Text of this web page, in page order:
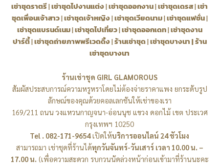
เช่าชุดราตรี|เช่าชุดไปงานแต่ง|เช่าชุดออกงาน|เช่าชุดเดรส|เช่า
ชุดเพื่อนเจ้าสาว|เช่าชุดเจ้าหญิง|เช่าชุดเวียดนาม|เช่าชุดแฟชั่น|
เช่าชุดแบรนด์เนม|เช่าชุดไปเที่ยว|เช่าชุดออกเดท|เช่าชุดงาน
ปาร์ตี้|เช่าชุดถ่ายภาพพรีเวดดิ้ง|ร้านเช่าชุด|เช่าชุดบางนา|ร้าน
เช่าชุดบางนา
ร้านเช่าชุด GIRL GLAMOROUS
สัมผัสประสบการณ์ความหรูหราโดยไม่ต้องจ่ายราคาแพง ยกระดับรูป
ลักษณ์ของคุณด้วยคอลเลกชันให้เช่าของเรา
169/211 ถนน วงแหวนกาญจนา-อ่อนนุช แขวง ดอกไม้ เขต ประเวศ
กรุงเทพฯ 10250
Tel . 082-171-9654เปิดให้บริการออนไลน์ 24 ชัวโมง
สามารถมา เช่าชุดที่ร้านได้ทุกวันจันทร์-วันเสาร์ เวลา 10.00 น. –
17.00 น. (เพื่อความสะดวก รบกวนนัดล่วงหน้าก่อนเข้ามาที่ร้านนะคะ